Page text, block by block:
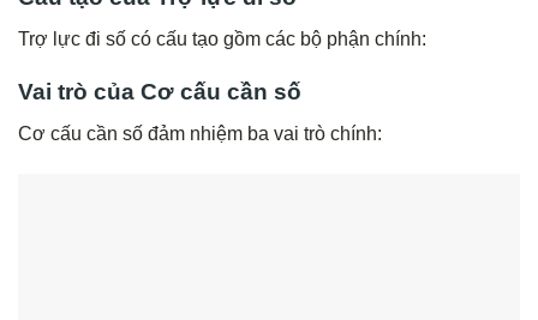
Trợ lực đi số có cấu tạo gồm các bộ phận chính:
Vai trò của Cơ cấu cần số
Cơ cấu cần số đảm nhiệm ba vai trò chính: